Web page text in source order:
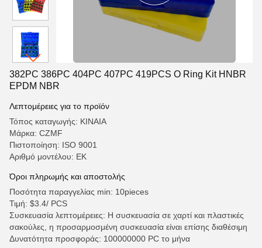
382PC 386PC 404PC 407PC 419PCS O Ring Kit HNBR
EPDM NBR
Λεπτομέρειες για το προϊόν
Τόπος καταγωγής: ΚΙΝΑΙΑ
Μάρκα: CZMF
Πιστοποίηση: ISO 9001
Αριθμό μοντέλου: ΕΚ
Όροι πληρωμής και αποστολής
Ποσότητα παραγγελίας min: 10pieces
Τιμή: $3.4/ PCS
Συσκευασία λεπτομέρειες: Η συσκευασία σε χαρτί και πλαστικές
σακούλες, η προσαρμοσμένη συσκευασία είναι επίσης διαθέσιμη
Δυνατότητα προσφοράς: 100000000 PC το μήνα